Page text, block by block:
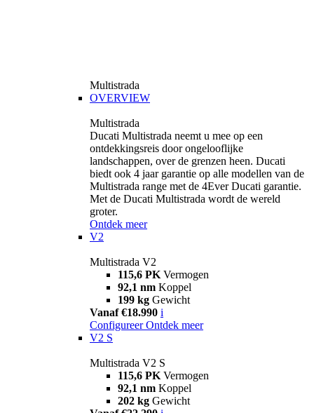
Multistrada
OVERVIEW
Multistrada
Ducati Multistrada neemt u mee op een
ontdekkingsreis door ongelooflijke
landschappen, over de grenzen heen. Ducati
biedt ook 4 jaar garantie op alle modellen van de
Multistrada range met de 4Ever Ducati garantie.
Met de Ducati Multistrada wordt de wereld
groter.
Ontdek meer
V2
Multistrada V2
115,6 PK Vermogen
92,1 nm Koppel
199 kg Gewicht
Vanaf €18.990 i
Configureer Ontdek meer
V2 S
Multistrada V2 S
115,6 PK Vermogen
92,1 nm Koppel
202 kg Gewicht